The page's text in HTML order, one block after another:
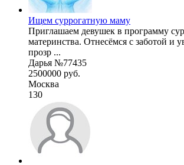
Ищем суррогатную маму
Приглашаем девушек в программу
материнства. Отнесёмся с заботой и
прозр ...
Дарья №77435
2500000 руб.
Москва
130